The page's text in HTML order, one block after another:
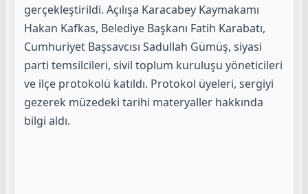
gerçekleştirildi. Açılışa Karacabey Kaymakamı
Hakan Kafkas, Belediye Başkanı Fatih Karabatı,
Cumhuriyet Başsavcısı Sadullah Gümüş, siyasi
parti temsilcileri, sivil toplum kuruluşu yöneticileri
ve ilçe protokolü katıldı. Protokol üyeleri, sergiyi
gezerek müzedeki tarihi materyaller hakkında
bilgi aldı.